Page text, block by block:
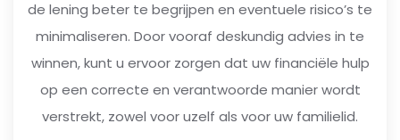
de lening beter te begrijpen en eventuele risico’s te
minimaliseren. Door vooraf deskundig advies in te
winnen, kunt u ervoor zorgen dat uw financiële hulp
op een correcte en verantwoorde manier wordt
verstrekt, zowel voor uzelf als voor uw familielid.